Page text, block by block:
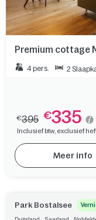
Premium cottage
4 pers. 2
€395 €335
Inclusief btw, exclusief
Meer info
Park Bostalsee